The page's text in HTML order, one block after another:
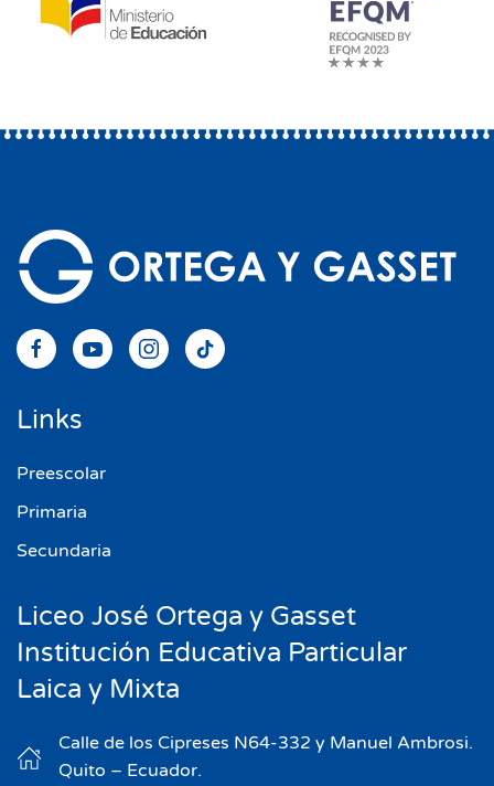
Links
Preescolar
Primaria
Secundaria
Liceo José Ortega y Gasset
Institución Educativa Particular
Laica y Mixta
Calle de los Cipreses N64-332 y Manuel Ambrosi.
Quito – Ecuador.